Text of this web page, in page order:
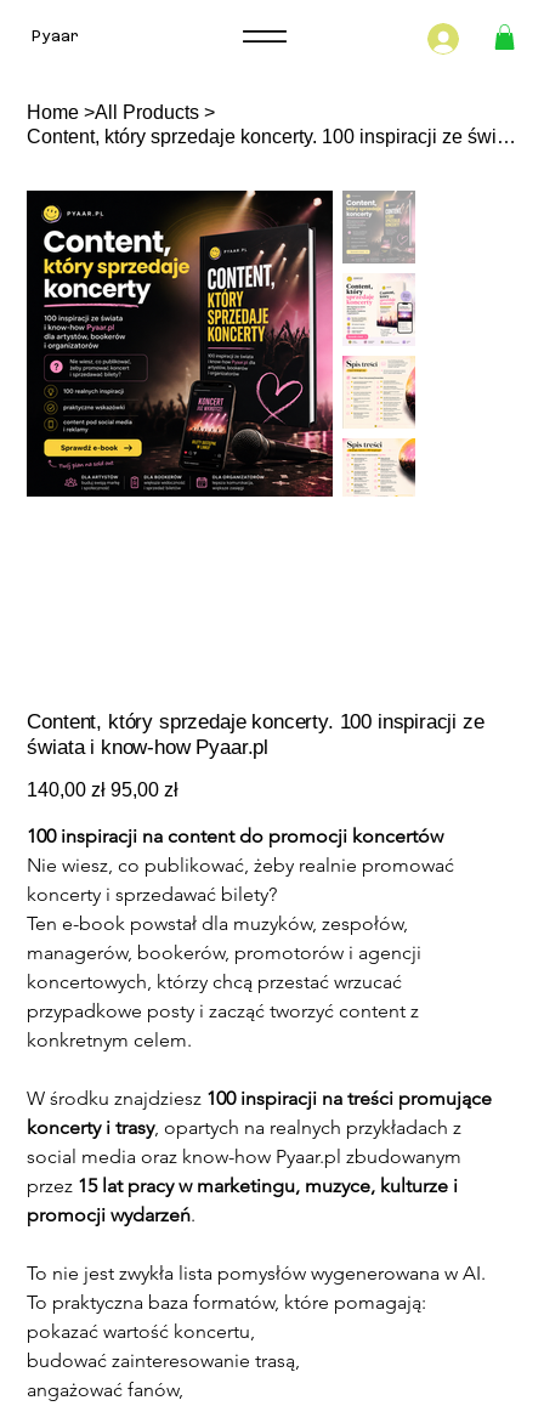
Pyaar
Home >All Products >
Content, który sprzedaje koncerty. 100 inspiracji ze świata i know-how Pyaar.pl
Content, który sprzedaje koncerty. 100 inspiracji ze
świata i know-how Pyaar.pl
Original
price
140,00 zł Sale
price
95,00 zł
100 inspiracji na content do promocji koncertów
Nie wiesz, co publikować, żeby realnie promować
koncerty i sprzedawać bilety?
Ten e-book powstał dla muzyków, zespołów,
managerów, bookerów, promotorów i agencji
koncertowych, którzy chcą przestać wrzucać
przypadkowe posty i zacząć tworzyć content z
konkretnym celem.
W środku znajdziesz 100 inspiracji na treści promujące
koncerty i trasy, opartych na realnych przykładach z
social media oraz know-how Pyaar.pl zbudowanym
przez 15 lat pracy w marketingu, muzyce, kulturze i
promocji wydarzeń.
To nie jest zwykła lista pomysłów wygenerowana w AI.
To praktyczna baza formatów, które pomagają:
pokazać wartość koncertu,
budować zainteresowanie trasą,
angażować fanów,